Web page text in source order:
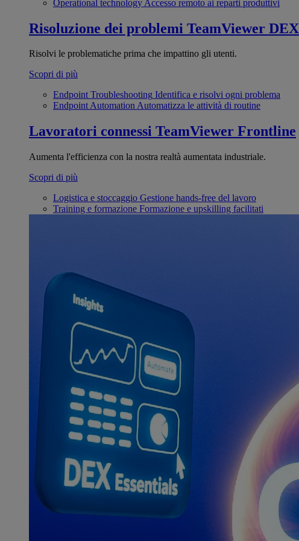
Operational technology Accesso remoto ai reparti produttivi
Risoluzione dei problemi TeamViewer DEX
Risolvi le problematiche prima che impattino gli utenti.
Scopri di più
Endpoint Troubleshooting Identifica e risolvi ogni problema
Endpoint AutomationAutomatizza le attività di routine
Lavoratori connessi TeamViewer Frontline
Aumenta l'efficienza con la nostra realtà aumentata industriale.
Scopri di più
Logistica e stoccaggio Gestione hands-free del lavoro
Training e formazione Formazione e upskilling facilitati